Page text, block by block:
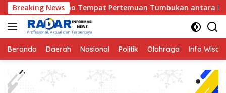
Langsung
ke
konten
Breaking News
Tempat Pertemuan Tumbukan antara Lempeng Indo-
Beranda Daerah Nasional Politik Olahraga Info